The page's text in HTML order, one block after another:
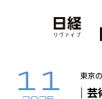
11 東京
｜